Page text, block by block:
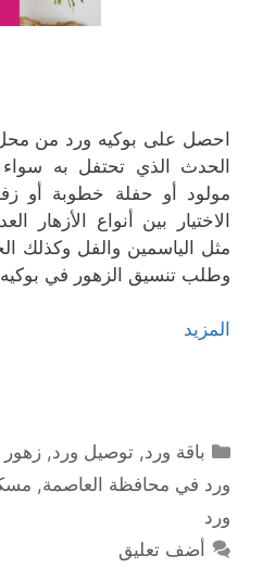
احصل على بوكيه ورد من
الحدث الذي تحتفل به
مولود أو حفلة خطوبة أو
الاختيار بين أنواع الأزهار
مثل الياسمين والفل وكذلك
وطلب تنسيق الزهور في بوكيه
المزيد
التصنيفات
باقة ورد,توصيل ورد,زهور
ورد في محافظة العاصمة,
ورد
أضف تعليق